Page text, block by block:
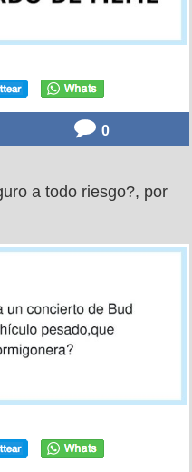
0
a todo riesgo?, por